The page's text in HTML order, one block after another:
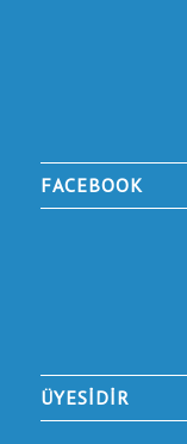
FACEBOOK
ÜYESİDİR